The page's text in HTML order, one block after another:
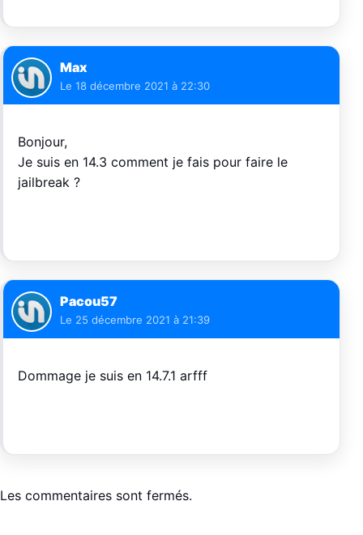
Max
Le 18 décembre 2021 à 22:30
Bonjour,
Je suis en 14.3 comment je fais pour faire le
jailbreak ?
Pacou57
Le 25 décembre 2021 à 21:39
Dommage je suis en 14.7.1 arfff
Les commentaires sont fermés.